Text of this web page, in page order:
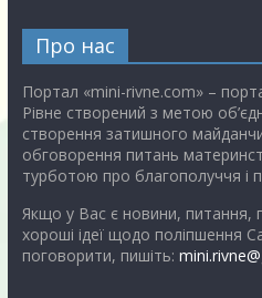
Про нас
Портал «mini-rivne.com» –
Рівне створений з метою
створення затишного
обговорення питань
турботою про благополуччя і
Якщо у Вас є новини, питання,
хороші ідеї щодо поліпшення
поговорити, пишіть: